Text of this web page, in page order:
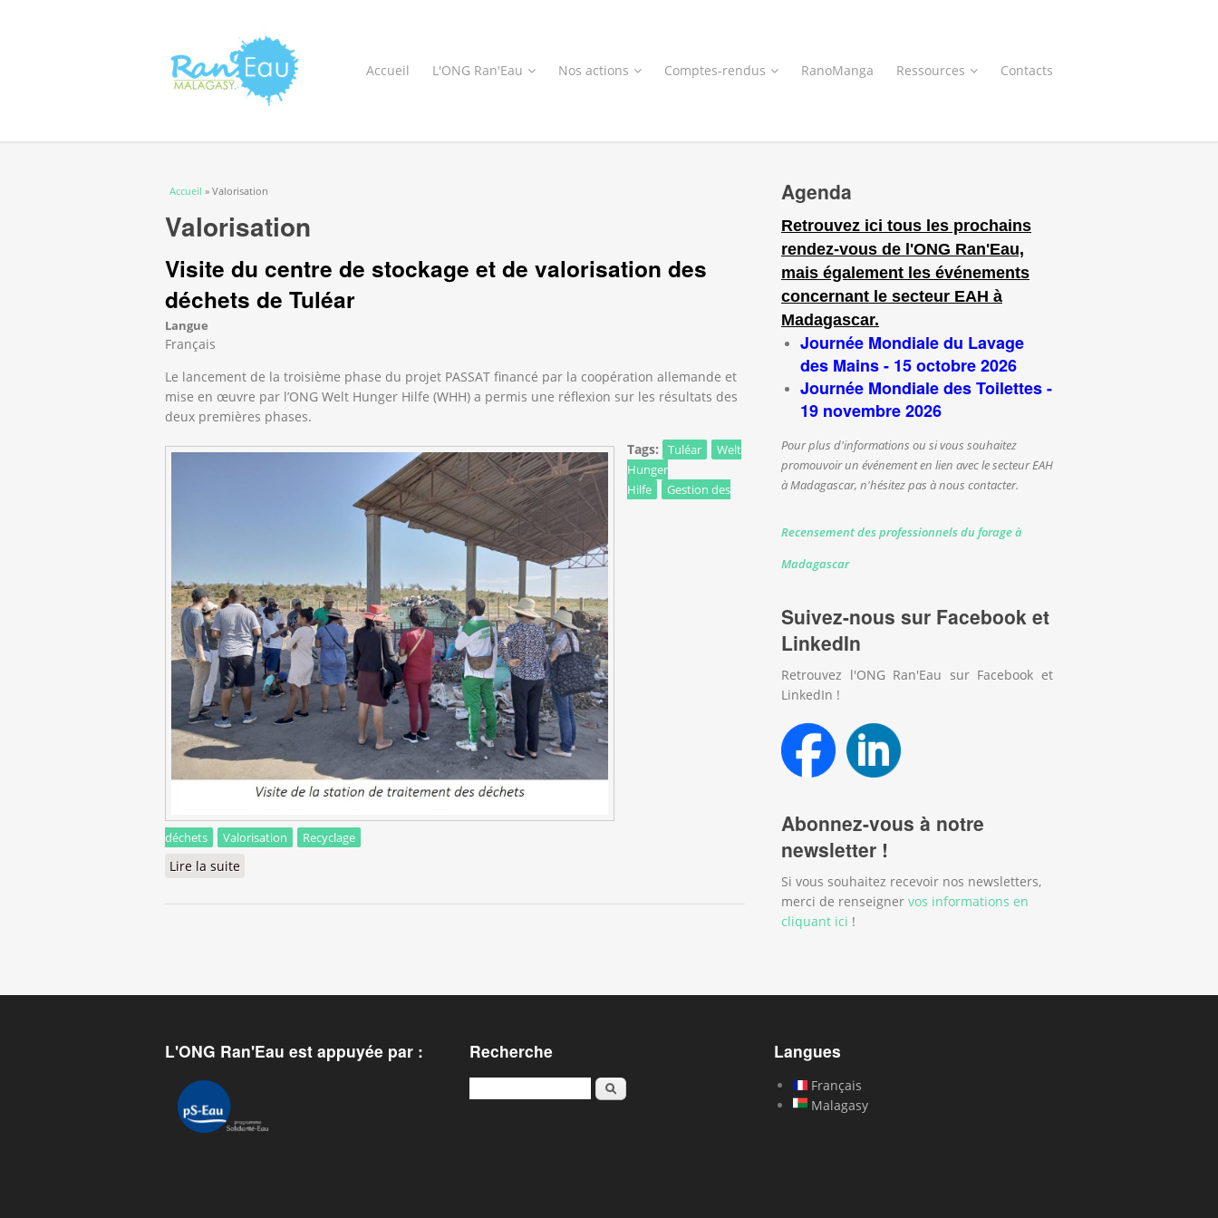
Accueil L'ONG Ran'Eau Nos actions Comptes-rendus RanoManga Ressources Contacts
Vous êtes ici
Accueil » Valorisation
Valorisation
Visite du centre de stockage et de valorisation des
déchets de Tuléar
Langue
Français
Le lancement de la troisième phase du projet PASSAT financé par la coopération allemande et
mise en œuvre par l’ONG Welt Hunger Hilfe (WHH) a permis une réflexion sur les résultats des
deux premières phases.
Tags:
Tuléar
Welt
Hunger
Hilfe
Gestion des
déchets Valorisation Recyclage
Lire la suite
Agenda
Retrouvez ici tous les prochains
rendez-vous de l'ONG Ran'Eau,
mais également les événements
concernant le secteur EAH à
Madagascar.
Journée Mondiale du Lavage
des Mains - 15 octobre 2026
Journée Mondiale des Toilettes -
19 novembre 2026
Pour plus d'informations ou si vous souhaitez
promouvoir un événement en lien avec le secteur EAH
à Madagascar, n'hésitez pas à nous contacter.
Recensement des professionnels du forage à
Madagascar
Suivez-nous sur Facebook et
LinkedIn
Retrouvez l'ONG Ran'Eau sur Facebook et
LinkedIn !
Abonnez-vous à notre
newsletter !
Si vous souhaitez recevoir nos newsletters,
merci de renseigner vos informations en
cliquant ici !
L'ONG Ran'Eau est appuyée par : Recherche
Rechercher
Langues
Français
Malagasy